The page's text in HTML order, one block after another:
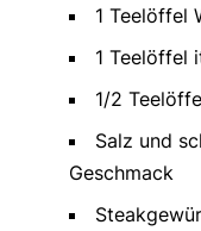
1 Teelöffel
1 Teelöffel
1/2
Salz und
Geschmack